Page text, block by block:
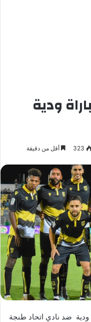
ودية
323 أقل من دقيقة
ودية ضد نادي اتحاد طنجة